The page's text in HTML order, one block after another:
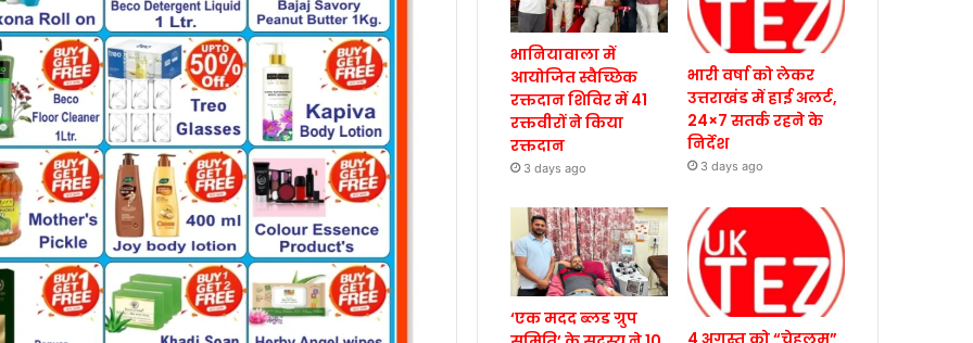
भानियावाला में
आयोजित स्वैच्छिक
रक्तदान शिविर में 41
रक्तवीरों ने किया
रक्तदान
3 days ago
भारी वर्षा को लेकर
उत्तराखंड में हाई अलर्ट,
24×7 सतर्क रहने के
निर्देश
3 days ago
‘एक मदद ब्लड ग्रुप
4 अगस्त को “चेहलुम”